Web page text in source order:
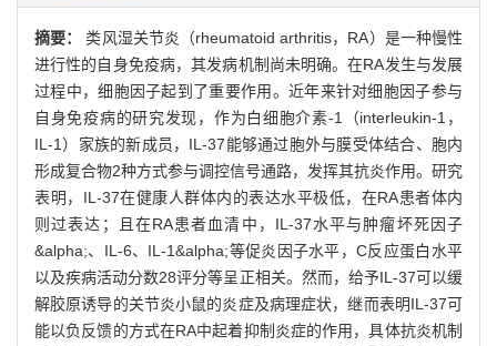
摘要： 类风湿关节炎（rheumatoid arthritis，RA）是一种慢性
进行性的自身免疫病，其发病机制尚未明确。在RA发生与发展
过程中，细胞因子起到了重要作用。近年来针对细胞因子参与
自身免疫病的研究发现，作为白细胞介素-1（interleukin-1，
IL-1）家族的新成员，IL-37能够通过胞外与膜受体结合、胞内
形成复合物2种方式参与调控信号通路，发挥其抗炎作用。研究
表明，IL-37在健康人群体内的表达水平极低，在RA患者体内
则过表达；且在RA患者血清中，IL-37水平与肿瘤坏死因子
&alpha;、IL-6、IL-1&alpha;等促炎因子水平，C反应蛋白水平
以及疾病活动分数28评分等呈正相关。然而，给予IL-37可以缓
解胶原诱导的关节炎小鼠的炎症及病理症状，继而表明IL-37可
能以负反馈的方式在RA中起着抑制炎症的作用，具体抗炎机制